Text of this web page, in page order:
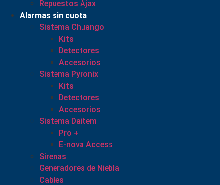
Repuestos Ajax
Alarmas sin cuota
Sistema Chuango
Kits
Detectores
Accesorios
Sistema Pyronix
Kits
Detectores
Accesorios
Sistema Daitem
Pro +
E-nova Access
Sirenas
Generadores de Niebla
Cables